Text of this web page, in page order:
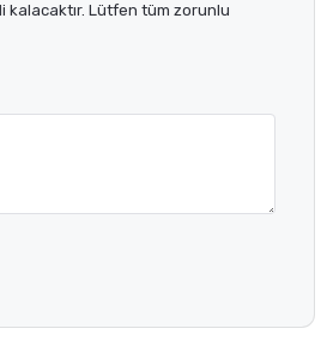
kalacaktır. Lütfen tüm zorunlu